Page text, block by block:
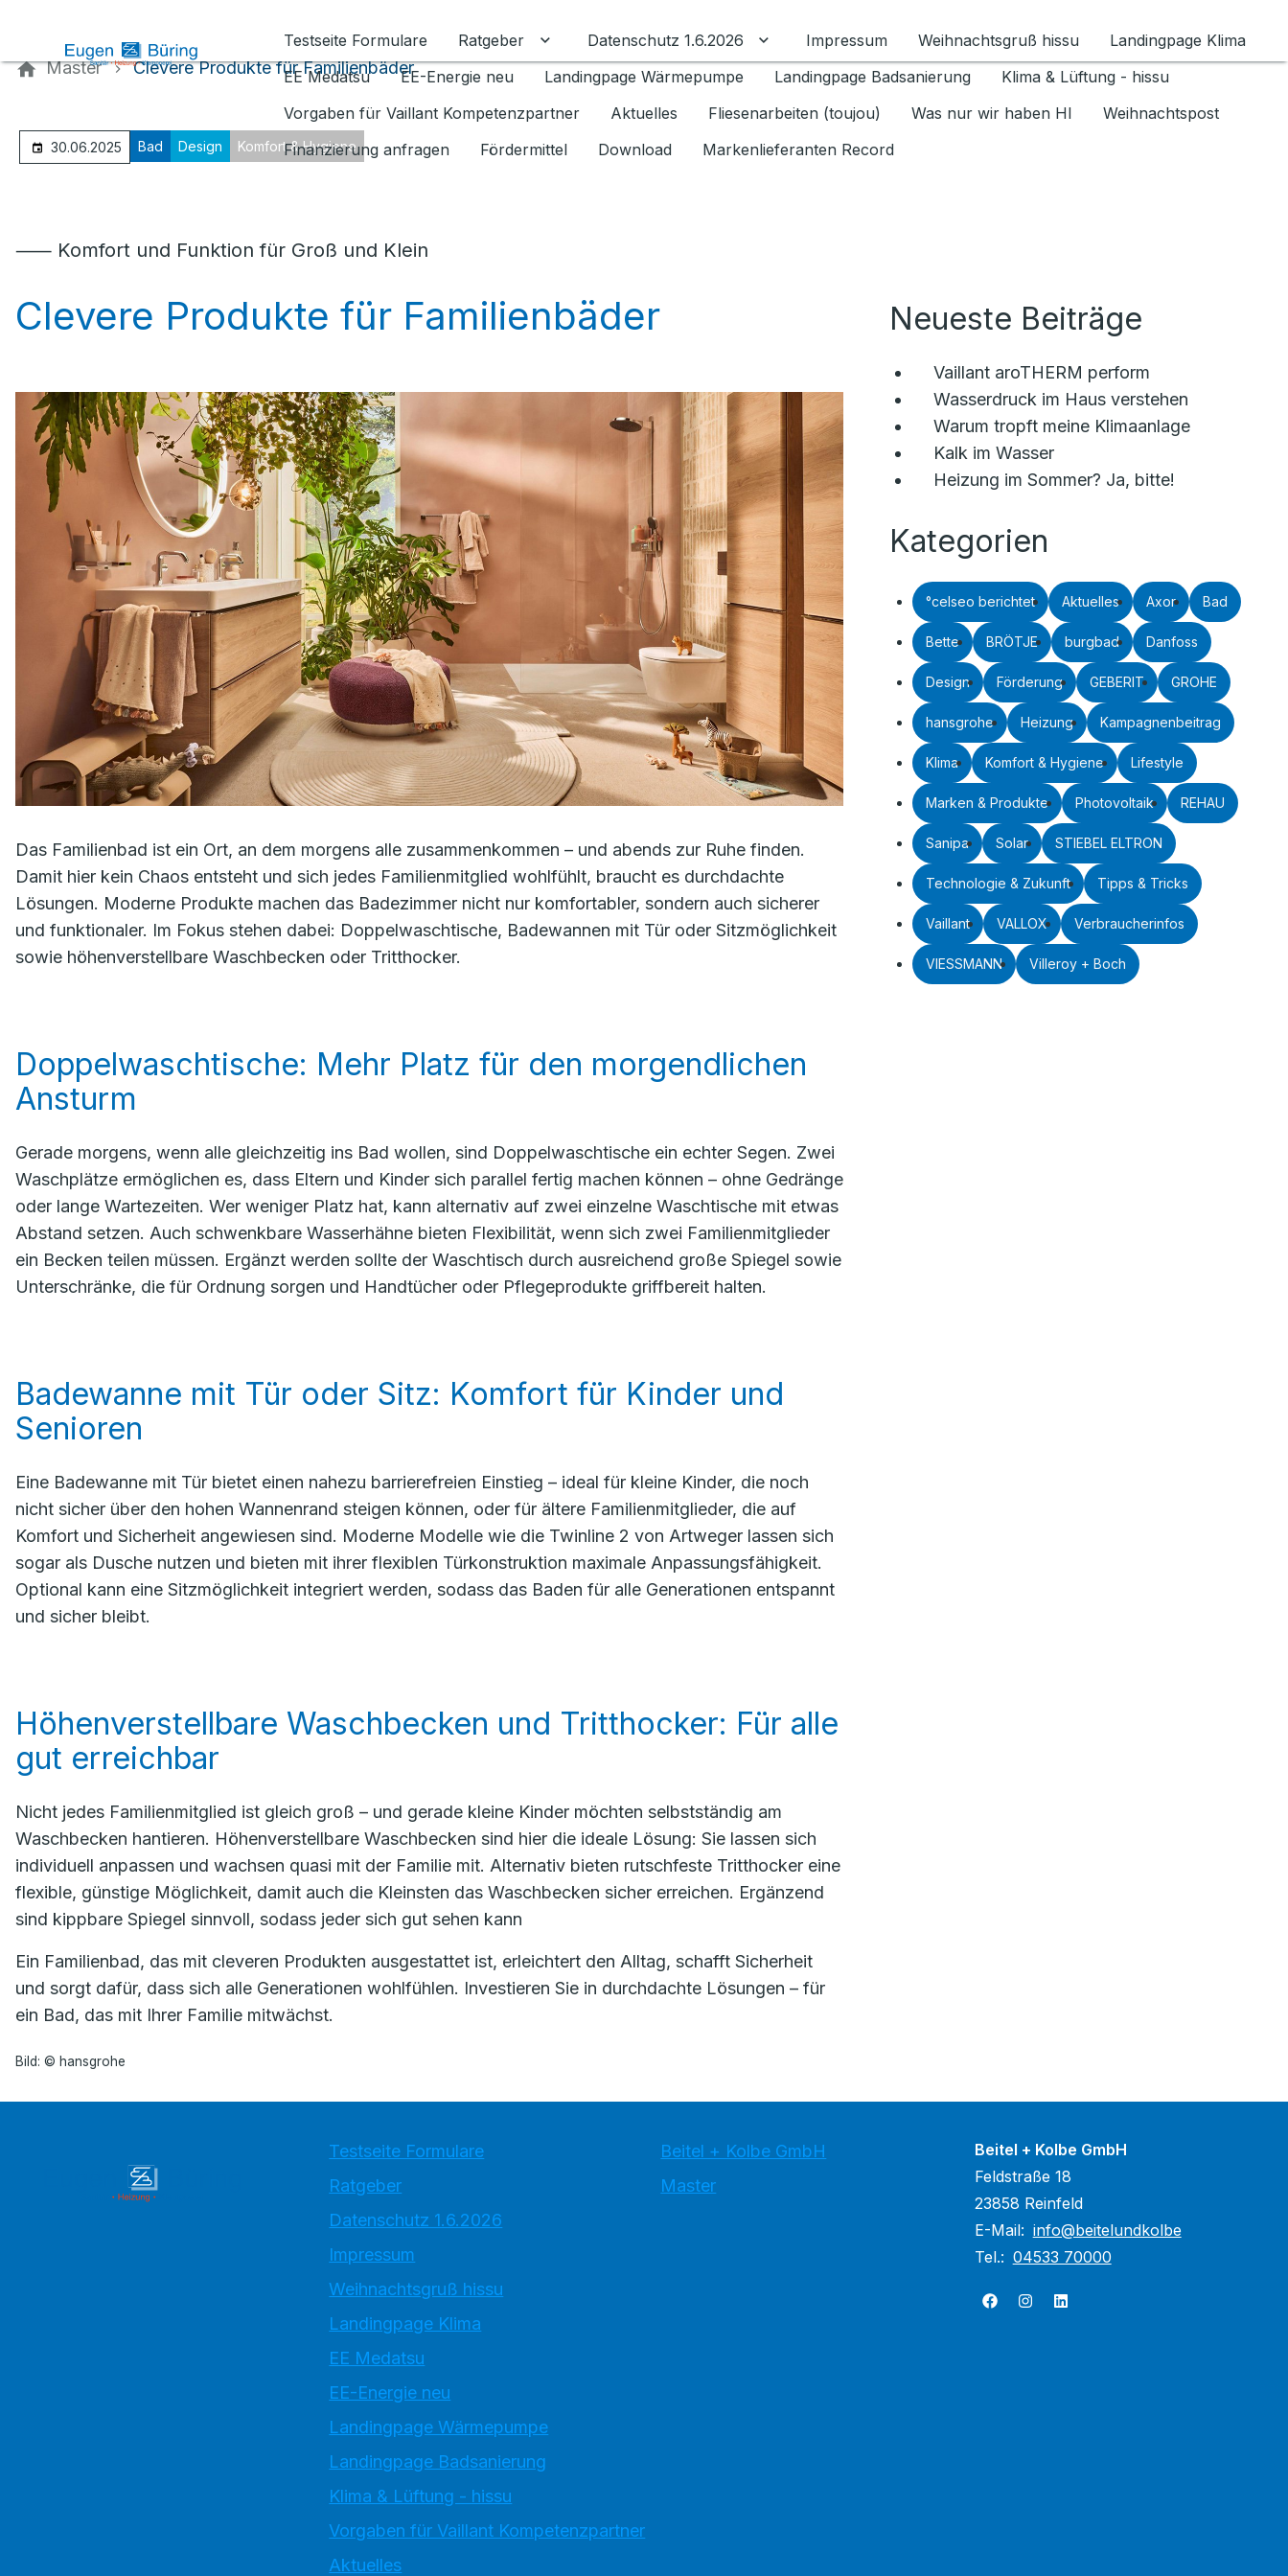
Testseite Formulare
Ratgeber Untermenü für Ratgeber umschalten
Datenschutz 1.6.2026 Untermenü für Datenschutz 1.6.2026 umschalten
Impressum Weihnachtsgruß hissu
Landingpage Klima
EE Medatsu
EE-Energie neu Landingpage Wärmepumpe Landingpage Badsanierung
Klima & Lüftung - hissu
Vorgaben für Vaillant Kompetenzpartner
Aktuelles Fliesenarbeiten (toujou) Was nur wir haben HI
Weihnachtspost
Finanzierung anfragen
Fördermittel Download Markenlieferanten Record
Master Clevere Produkte für Familienbäder
30.06.2025 Bad Design Komfort & Hygiene
⸺ Komfort und Funktion für Groß und Klein
Clevere Produkte für Familienbäder
Das Familienbad ist ein Ort, an dem morgens alle zusammenkommen – und abends zur Ruhe finden.
Damit hier kein Chaos entsteht und sich jedes Familienmitglied wohlfühlt, braucht es durchdachte
Lösungen. Moderne Produkte machen das Badezimmer nicht nur komfortabler, sondern auch sicherer
und funktionaler. Im Fokus stehen dabei: Doppelwaschtische, Badewannen mit Tür oder Sitzmöglichkeit
sowie höhenverstellbare Waschbecken oder Tritthocker.
Doppelwaschtische: Mehr Platz für den morgendlichen
Ansturm
Gerade morgens, wenn alle gleichzeitig ins Bad wollen, sind Doppelwaschtische ein echter Segen. Zwei
Waschplätze ermöglichen es, dass Eltern und Kinder sich parallel fertig machen können – ohne Gedränge
oder lange Wartezeiten. Wer weniger Platz hat, kann alternativ auf zwei einzelne Waschtische mit etwas
Abstand setzen. Auch schwenkbare Wasserhähne bieten Flexibilität, wenn sich zwei Familienmitglieder
ein Becken teilen müssen. Ergänzt werden sollte der Waschtisch durch ausreichend große Spiegel sowie
Unterschränke, die für Ordnung sorgen und Handtücher oder Pflegeprodukte griffbereit halten.
Badewanne mit Tür oder Sitz: Komfort für Kinder und
Senioren
Eine Badewanne mit Tür bietet einen nahezu barrierefreien Einstieg – ideal für kleine Kinder, die noch
nicht sicher über den hohen Wannenrand steigen können, oder für ältere Familienmitglieder, die auf
Komfort und Sicherheit angewiesen sind. Moderne Modelle wie die Twinline 2 von Artweger lassen sich
sogar als Dusche nutzen und bieten mit ihrer flexiblen Türkonstruktion maximale Anpassungsfähigkeit.
Optional kann eine Sitzmöglichkeit integriert werden, sodass das Baden für alle Generationen entspannt
und sicher bleibt.
Höhenverstellbare Waschbecken und Tritthocker: Für alle
gut erreichbar
Nicht jedes Familienmitglied ist gleich groß – und gerade kleine Kinder möchten selbstständig am
Waschbecken hantieren. Höhenverstellbare Waschbecken sind hier die ideale Lösung: Sie lassen sich
individuell anpassen und wachsen quasi mit der Familie mit. Alternativ bieten rutschfeste Tritthocker eine
flexible, günstige Möglichkeit, damit auch die Kleinsten das Waschbecken sicher erreichen. Ergänzend
sind kippbare Spiegel sinnvoll, sodass jeder sich gut sehen kann
Ein Familienbad, das mit cleveren Produkten ausgestattet ist, erleichtert den Alltag, schafft Sicherheit
und sorgt dafür, dass sich alle Generationen wohlfühlen. Investieren Sie in durchdachte Lösungen – für
ein Bad, das mit Ihrer Familie mitwächst.
Bild: © hansgrohe
Neueste Beiträge
Vaillant aroTHERM perform
Wasserdruck im Haus verstehen
Warum tropft meine Klimaanlage
Kalk im Wasser
Heizung im Sommer? Ja, bitte!
Kategorien
°celseo berichtet Aktuelles Axor Bad
Bette BRÖTJE burgbad Danfoss
Design Förderung GEBERIT GROHE
hansgrohe Heizung Kampagnenbeitrag
Klima Komfort & Hygiene Lifestyle
Marken & Produkte Photovoltaik REHAU
Sanipa Solar STIEBEL ELTRON
Technologie & Zukunft Tipps & Tricks
Vaillant VALLOX Verbraucherinfos
VIESSMANN Villeroy + Boch
Testseite Formulare
Ratgeber
Datenschutz 1.6.2026
Impressum
Weihnachtsgruß hissu
Landingpage Klima
EE Medatsu
EE-Energie neu
Landingpage Wärmepumpe
Landingpage Badsanierung
Klima & Lüftung - hissu
Vorgaben für Vaillant Kompetenzpartner
Aktuelles
Beitel + Kolbe GmbH
Master
Beitel + Kolbe GmbH
Feldstraße 18
23858 Reinfeld
E-Mail: info@beitelundkolbe
Tel.: 04533 70000